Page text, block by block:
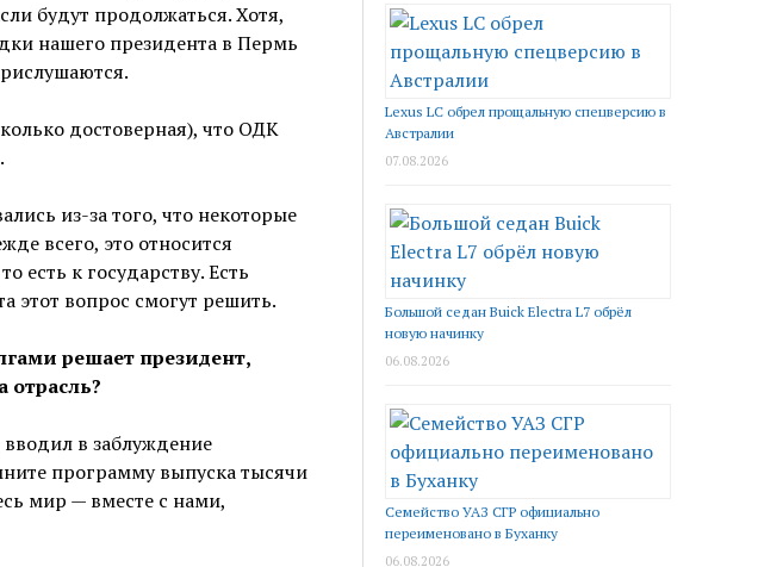
будут продолжаться. Хотя,
нашего президента в Пермь
достоверная), что ОДК
из-за того, что некоторые
всего, это относится
есть к государству. Есть
этот вопрос смогут решить.
решает президент,
отрасль?
в заблуждение
программу выпуска тысячи
мир — вместе с нами,
Lexus LC обрел прощальную спецверсию в
Австралии
07.08.2026
Большой седан Buick Electra L7 обрёл
новую начинку
06.08.2026
Семейство УАЗ СГР официально
переименовано в Буханку
06.08.2026